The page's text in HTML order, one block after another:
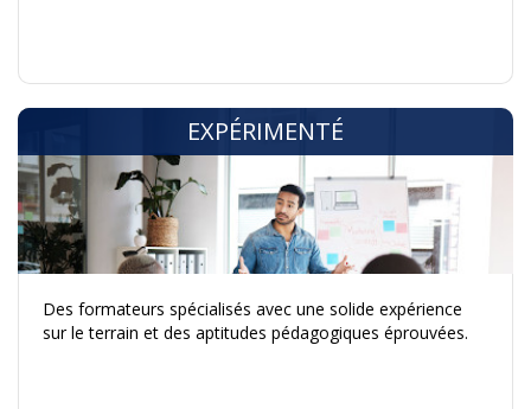
EXPÉRIMENTÉ
Des formateurs spécialisés avec une solide expérience
sur le terrain et des aptitudes pédagogiques éprouvées.